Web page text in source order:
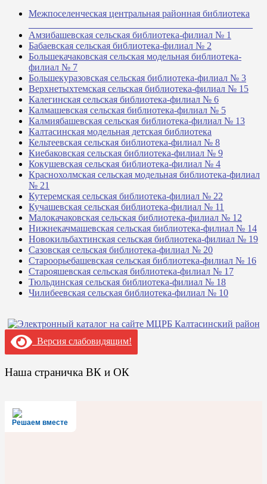
Межпоселенческая центральная районная библиотека
Амзибашевская сельская библиотека-филиал № 1
Бабаевская сельская библиотека-филиал № 2
Большекачаковская сельская модельная библиотека-
филиал № 7
Большекуразовская сельская библиотека-филиал № 3
Верхнетыхтемская сельская библиотека-филиал № 15
Калегинская сельская библиотека-филиал № 6
Калмашевская сельская библиотека-филиал № 5
Калмиябашевская сельская библиотека-филиал № 13
Калтасинская модельная детская библиотека
Кельтеевская сельская библиотека-филиал № 8
Киебаковская сельская библиотека-филиал № 9
Кокушевская сельская библиотека-филиал № 4
Краснохолмская сельская модельная библиотека-филиал
№ 21
Кутеремская сельская библиотека-филиал № 22
Кучашевская сельская библиотека-филиал № 11
Малокачаковская сельская библиотека-филиал № 12
Нижнекачмашевская сельская библиотека-филиал № 14
Новокильбахтинская сельская библиотека-филиал № 19
Сазовская сельская библиотека-филиал № 20
Староорьебашевская сельская библиотека-филиал № 16
Старояшевская сельская библиотека-филиал № 17
Тюльдинская сельская библиотека-филиал № 18
Чилибеевская сельская библиотека-филиал № 10
Версия слабовидящим!
Наша страничка ВК и ОК
Решаем вместе